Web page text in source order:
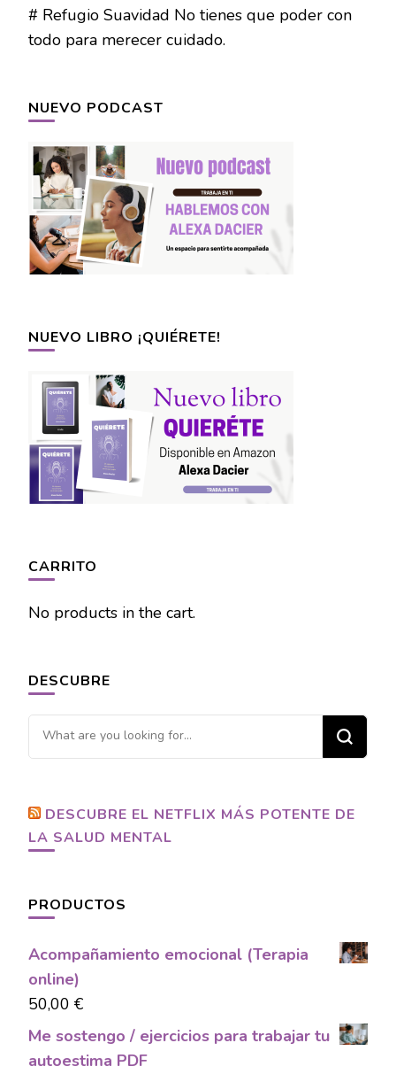
# Refugio Suavidad No tienes que poder con
todo para merecer cuidado.
NUEVO PODCAST
NUEVO LIBRO ¡QUIÉRETE!
CARRITO
No products in the cart.
DESCUBRE
Looking
for
DESCUBRE EL NETFLIX MÁS POTENTE DE
LA SALUD MENTAL
PRODUCTOS
Acompañamiento emocional (Terapia
online)
50,00 €
Me sostengo / ejercicios para trabajar tu
autoestima PDF